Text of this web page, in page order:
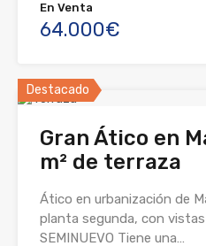
En Venta
64.000€
Destacado
Gran Ático en
m² de terraza
Ático en urbanización de
planta segunda, con
SEMINUEVO Tiene una…